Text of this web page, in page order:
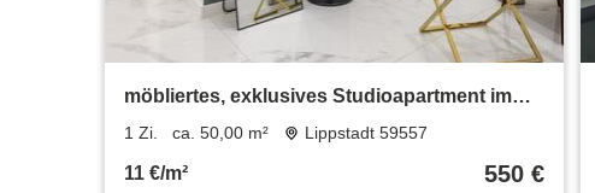
möbliertes, exklusives Studioapartment im
SalinenparcINN in Bad Waldliesborn
1 Zi. ca. 50,00 m² Lippstadt 59557
11 €/m² 550 €